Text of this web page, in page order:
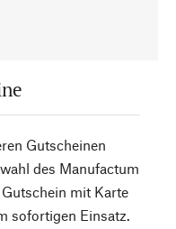
Gutscheinen
des Manufactum
mit Karte
sofortigen Einsatz.